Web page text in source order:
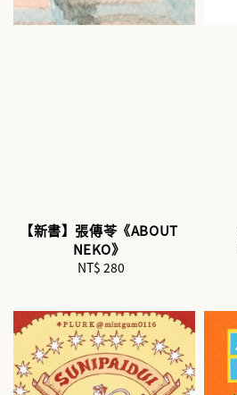
【新書】張傳苓《ABOUT
NEKO》
Regular
NT$ 280